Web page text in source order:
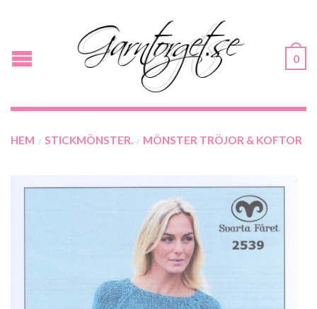
0
HEM / STICKMÖNSTER. / MÖNSTER TRÖJOR & KOFTOR